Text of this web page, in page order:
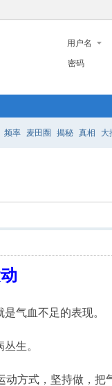
用户名
密码
频率 麦田圈 揭秘 真相 大
气血不足的表现。
生。
方式，坚持做，把